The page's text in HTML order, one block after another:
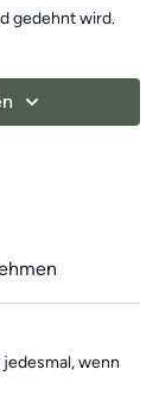
gedehnt wird.
löst und dich
wenn